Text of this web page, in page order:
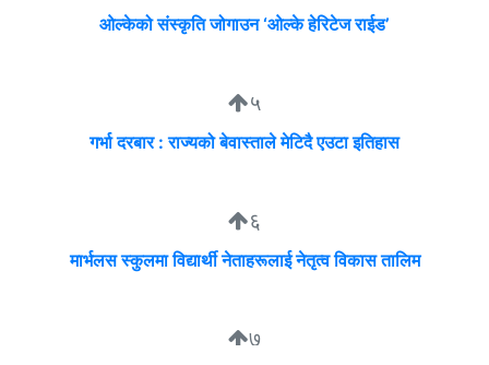
ओल्केको संस्कृति जोगाउन ‘ओल्के हेरिटेज राईड’
५
गर्भा दरबार : राज्यको बेवास्ताले मेटिदै एउटा इतिहास
६
मार्भलस स्कुलमा विद्यार्थी नेताहरूलाई नेतृत्व विकास तालिम
७